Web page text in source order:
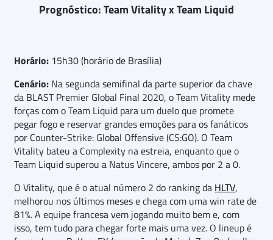
Prognóstico: Team Vitality x Team Liquid
Horário: 15h30 (horário de Brasília)
Cenário: Na segunda semifinal da parte superior da chave
da BLAST Premier Global Final 2020, o Team Vitality mede
forças com o Team Liquid para um duelo que promete
pegar fogo e reservar grandes emoções para os fanáticos
por Counter-Strike: Global Offensive (CS:GO). O Team
Vitality bateu a Complexity na estreia, enquanto que o
Team Liquid superou a Natus Vincere, ambos por 2 a 0.
O Vitality, que é o atual número 2 do ranking da HLTV,
melhorou nos últimos meses e chega com uma win rate de
81%. A equipe francesa vem jogando muito bem e, com
isso, tem tudo para chegar forte mais uma vez. O lineup é